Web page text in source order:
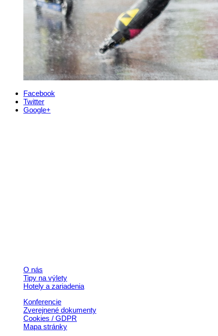
Facebook
Twitter
Google+
O nás
Tipy na výlety
Hotely a zariadenia
Konferencie
Zverejnené dokumenty
Cookies / GDPR
Mapa stránky